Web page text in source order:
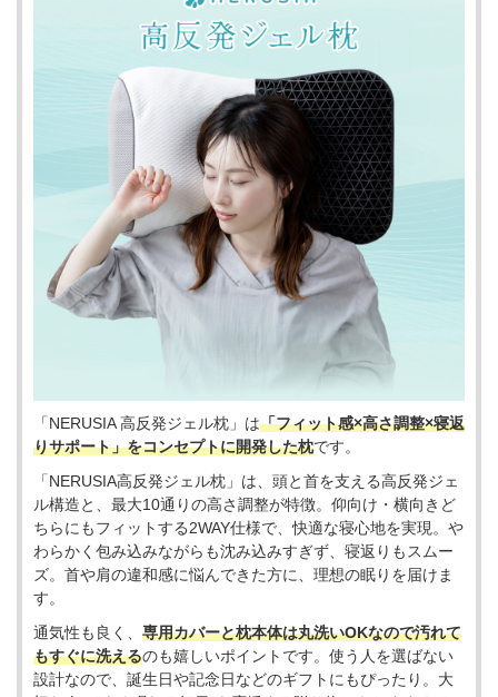
「NERUSIA 高反発ジェル枕」は「フィット感×高さ調整×寝返
りサポート」をコンセプトに開発した枕です。
「NERUSIA高反発ジェル枕」は、頭と首を支える高反発ジェ
ル構造と、最大10通りの高さ調整が特徴。仰向け・横向きど
ちらにもフィットする2WAY仕様で、快適な寝心地を実現。や
わらかく包み込みながらも沈み込みすぎず、寝返りもスムー
ズ。首や肩の違和感に悩んできた方に、理想の眠りを届けま
す。
通気性も良く、 専用カバーと枕本体は丸洗いOKなので汚れて
もすぐに洗えるのも嬉しいポイントです。使う人を選ばない
設計なので、誕生日や記念日などのギフトにもぴったり。大